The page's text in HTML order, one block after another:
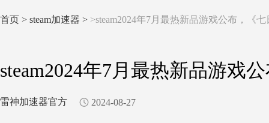
首页 > steam加速器 > >steam2024年7月最热新品游戏公布，《
steam2024年7月最热新品游戏
雷神加速器官方 2024-08-27